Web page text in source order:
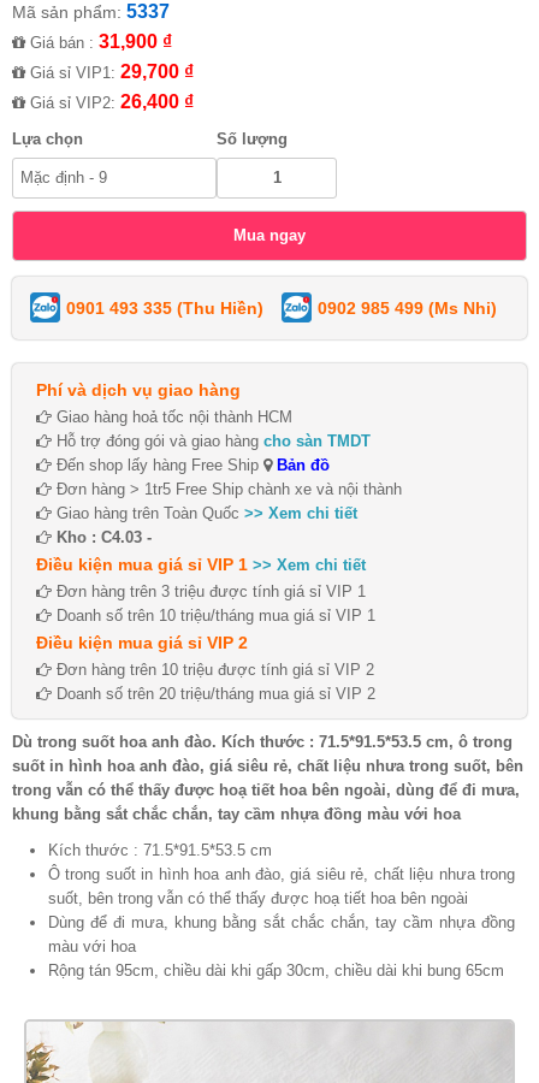
Mã sản phẩm: 5337
Giá bán : 31,900 ₫
Giá sỉ VIP1: 29,700 ₫
Giá sỉ VIP2: 26,400 ₫
Lựa chọn Số lượng
0901 493 335 (Thu Hiền) 0902 985 499 (Ms Nhi)
Phí và dịch vụ giao hàng
Giao hàng hoả tốc nội thành HCM
Hỗ trợ đóng gói và giao hàng cho sàn TMDT
Đến shop lấy hàng Free Ship
Bản đồ
Đơn hàng > 1tr5 Free Ship chành xe và nội thành
Giao hàng trên Toàn Quốc >> Xem chi tiết
Kho : C4.03 -
Điều kiện mua giá sỉ VIP 1 >> Xem chi tiết
Đơn hàng trên 3 triệu được tính giá sỉ VIP 1
Doanh số trên 10 triệu/tháng mua giá sỉ VIP 1
Điều kiện mua giá sỉ VIP 2
Đơn hàng trên 10 triệu được tính giá sỉ VIP 2
Doanh số trên 20 triệu/tháng mua giá sỉ VIP 2
Dù trong suốt hoa anh đào. Kích thước : 71.5*91.5*53.5 cm, ô trong
suốt in hình hoa anh đào, giá siêu rẻ, chất liệu nhưa trong suốt, bên
trong vẫn có thể thấy được hoạ tiết hoa bên ngoài, dùng để đi mưa,
khung bằng sắt chắc chắn, tay cầm nhựa đồng màu với hoa
Kích thước : 71.5*91.5*53.5 cm
Ô trong suốt in hình hoa anh đào, giá siêu rẻ, chất liệu nhưa trong
suốt, bên trong vẫn có thể thấy được hoạ tiết hoa bên ngoài
Dùng để đi mưa, khung bằng sắt chắc chắn, tay cầm nhựa đồng
màu với hoa
Rộng tán 95cm, chiều dài khi gấp 30cm, chiều dài khi bung 65cm